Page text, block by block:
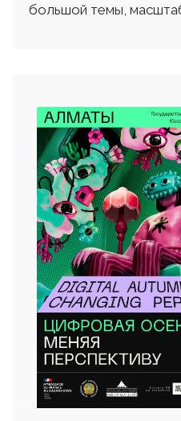
большой темы,